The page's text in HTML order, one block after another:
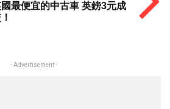
最便宜的中古車 英鎊3元成
- Advertisement -